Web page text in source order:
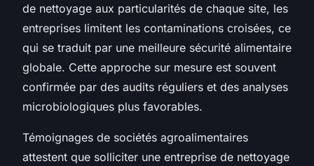
de nettoyage aux particularités de chaque site, les
entreprises limitent les contaminations croisées, ce
qui se traduit par une meilleure sécurité alimentaire
globale. Cette approche sur mesure est souvent
confirmée par des audits réguliers et des analyses
microbiologiques plus favorables.
Témoignages de sociétés agroalimentaires
attestent que solliciter une entreprise de nettoyage